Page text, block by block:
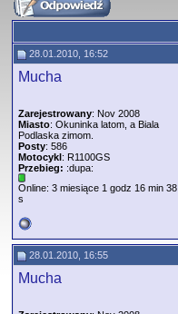
28.01.2010, 16:52
Mucha
Zarejestrowany: Nov 2008
Miasto: Okuninka latom, a Biala
Podlaska zimom.
Posty: 586
Motocykl: R1100GS
Przebieg: :dupa:
Online: 3 miesiące 1 godz 16 min 38
s
28.01.2010, 16:55
Mucha